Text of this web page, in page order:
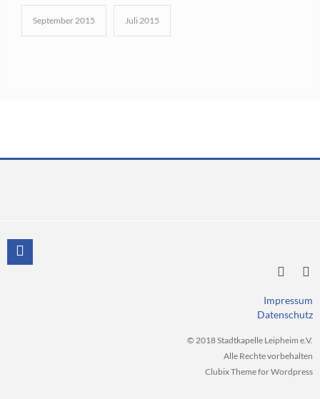
September 2015 Juli 2015
Impressum
Datenschutz
© 2018 Stadtkapelle Leipheim e.V.
Alle Rechte vorbehalten
Clubix Theme for Wordpress